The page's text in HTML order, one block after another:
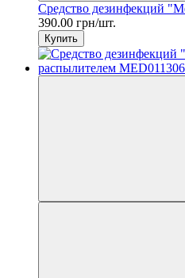
Средство дезинфекций
390.00 грн/шт.
Купить